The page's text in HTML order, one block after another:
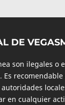
DE
son ilegales o
Es
en cualquier